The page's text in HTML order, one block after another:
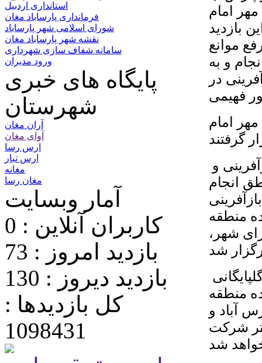
امام
بازدید
موانع
و به
در
امام
انجام
منطقه
شهر،
منطقه
آباد و
شرکت
استانداری اردبیل
فرمانداری پارساباد مغان
شورای اسلامی شهر پارساباد
نقشه شهر پارساباد مغان
سامانه شفاف سازی شهرداری
ورود مدیران
پایگاه های خبری
شهرستان
آران مغان
آوای مغان
ارس رسا
ارس تبار
مغانه
مغان رسا
آمار وبسایت
کاربران آنلاین : 0
بازدید امروز : 73
بازدید دیروز : 130
کل بازدیدها :
1098431